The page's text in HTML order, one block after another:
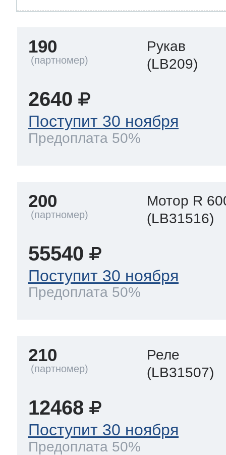
190
Рукав
(LB209)
2640
Поступит 30 ноября
Предоплата 50%
200
Мотор R
(LB31516)
55540
Поступит 30 ноября
Предоплата 50%
210
Реле
(LB31507)
12468
Поступит 30 ноября
Предоплата 50%